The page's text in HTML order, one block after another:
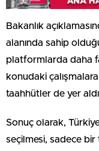
Bakanlık
alanında sahip
platformlarda daha
konudaki
taahhütler de yer
Sonuç olarak,
seçilmesi, sadece